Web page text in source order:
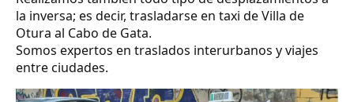
la inversa; es decir, trasladarse en taxi de Villa de
Otura al Cabo de Gata.
Somos expertos en traslados interurbanos y viajes
entre ciudades.